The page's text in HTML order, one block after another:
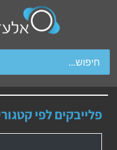
with swipe gestures.
פלייבקים לפי